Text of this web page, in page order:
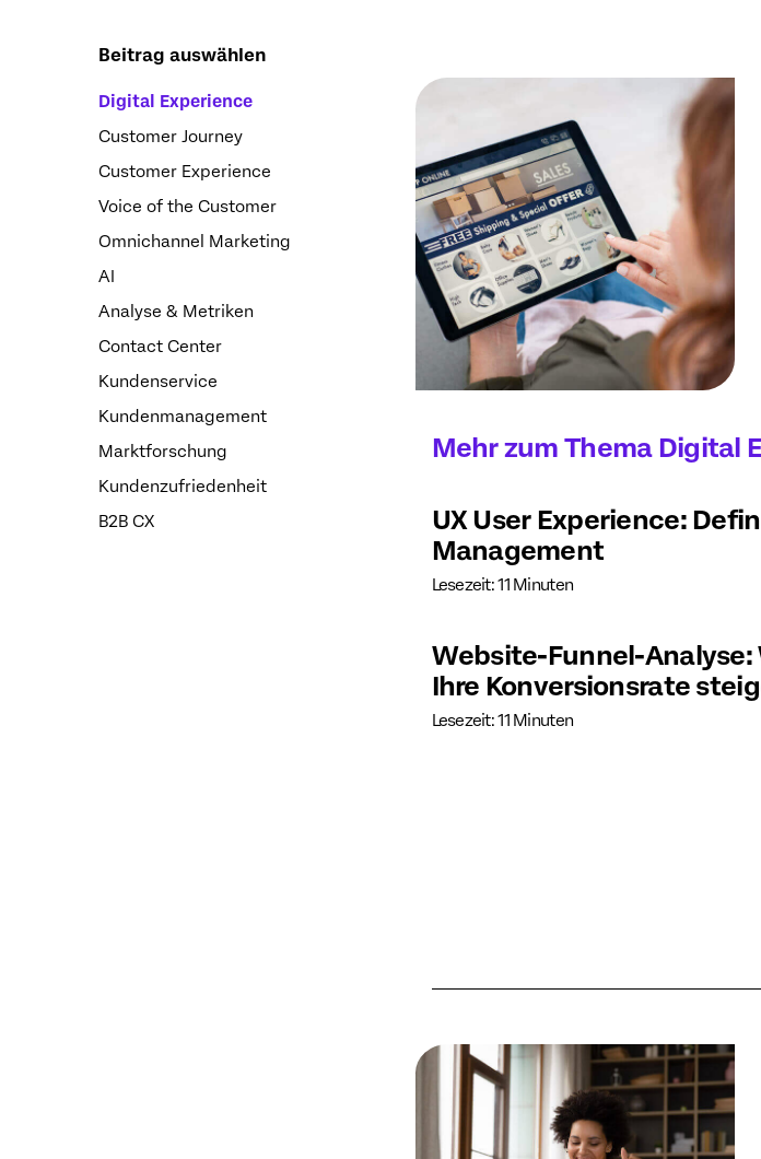
Beitrag auswählen
Digital Experience
Customer Journey
Customer Experience
Voice of the Customer
Omnichannel Marketing
AI
Analyse & Metriken
Contact Center
Kundenservice
Kundenmanagement
Marktforschung
Kundenzufriedenheit
B2B CX
Mehr zum Thema Digital
UX User Experience:
Management
Lesezeit: 11 Minuten
Website-Funnel-Analyse:
Ihre Konversionsrate
Lesezeit: 11 Minuten